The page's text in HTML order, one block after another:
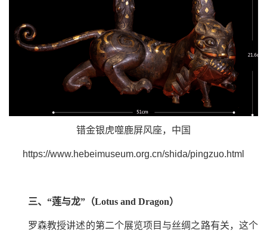
错金银虎噬鹿屏风座，中国
https://www.hebeimuseum.org.cn/shida/pingzuo.html
三、“莲与龙”（Lotus and Dragon）
罗森教授讲述的第二个展览项目与丝绸之路有关，这个